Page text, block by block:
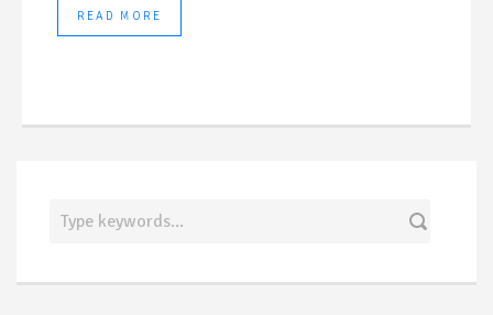
READ MORE